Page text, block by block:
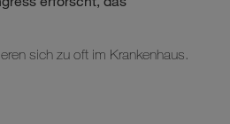
sich zu oft im Krankenhaus.